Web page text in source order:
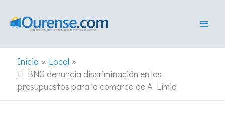
Inicio
Local
El BNG denuncia discriminación en los
presupuestos para la comarca de A Limia